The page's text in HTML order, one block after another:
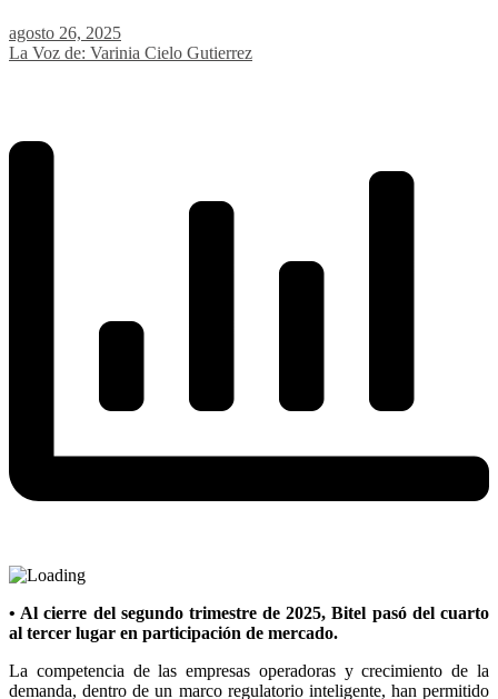
agosto 26, 2025
La Voz de: Varinia Cielo Gutierrez
• Al cierre del segundo trimestre de 2025, Bitel pasó del cuarto
al tercer lugar en participación de mercado.
La competencia de las empresas operadoras y crecimiento de la
demanda, dentro de un marco regulatorio inteligente, han permitido